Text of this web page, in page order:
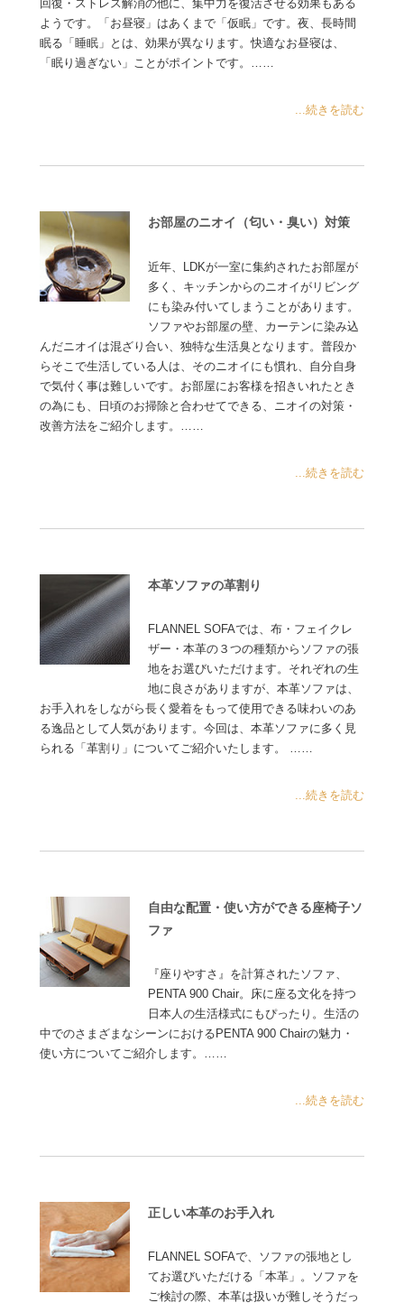
回復・ストレス解消の他に、集中力を復活させる効果もある
ようです。「お昼寝」はあくまで「仮眠」です。夜、長時間
眠る「睡眠」とは、効果が異なります。快適なお昼寝は、
「眠り過ぎない」ことがポイントです。……
...続きを読む
お部屋のニオイ（匂い・臭い）対策
近年、LDKが一室に集約されたお部屋が
多く、キッチンからのニオイがリビング
にも染み付いてしまうことがあります。
ソファやお部屋の壁、カーテンに染み込
んだニオイは混ざり合い、独特な生活臭となります。普段か
らそこで生活している人は、そのニオイにも慣れ、自分自身
で気付く事は難しいです。お部屋にお客様を招きいれたとき
の為にも、日頃のお掃除と合わせてできる、ニオイの対策・
改善方法をご紹介します。……
...続きを読む
本革ソファの革割り
FLANNEL SOFAでは、布・フェイクレ
ザー・本革の３つの種類からソファの張
地をお選びいただけます。それぞれの生
地に良さがありますが、本革ソファは、
お手入れをしながら長く愛着をもって使用できる味わいのあ
る逸品として人気があります。今回は、本革ソファに多く見
られる「革割り」についてご紹介いたします。 ……
...続きを読む
自由な配置・使い方ができる座椅子ソ
ファ
『座りやすさ』を計算されたソファ、
PENTA 900 Chair。床に座る文化を持つ
日本人の生活様式にもぴったり。生活の
中でのさまざまなシーンにおけるPENTA 900 Chairの魅力・
使い方についてご紹介します。……
...続きを読む
正しい本革のお手入れ
FLANNEL SOFAで、ソファの張地とし
てお選びいただける「本革」。ソファを
ご検討の際、本革は扱いが難しそうだっ